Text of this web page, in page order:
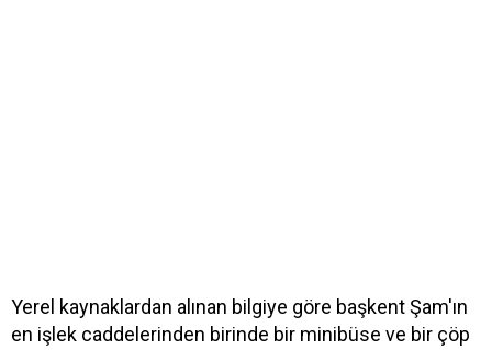
Yerel kaynaklardan alınan bilgiye göre başkent Şam'ın
en işlek caddelerinden birinde bir minibüse ve bir çöp